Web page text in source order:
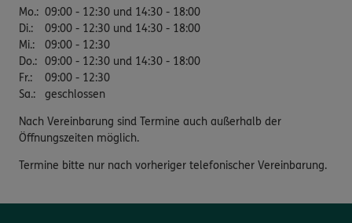
Mo.: 09:00 - 12:30 und 14:30 - 18:00
Di.:
09:00 - 12:30 und 14:30 - 18:00
Mi.:
09:00 - 12:30
Do.: 09:00 - 12:30 und 14:30 - 18:00
Fr.:
09:00 - 12:30
Sa.: geschlossen
Nach Vereinbarung sind Termine auch außerhalb der
Öffnungszeiten möglich.
Termine bitte nur nach vorheriger telefonischer Vereinbarung.